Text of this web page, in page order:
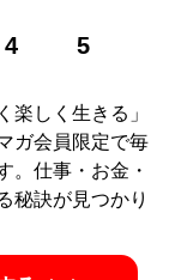
4 5
楽しく生きる」
ガ会員限定で毎
。仕事・お金・
秘訣が見つかり